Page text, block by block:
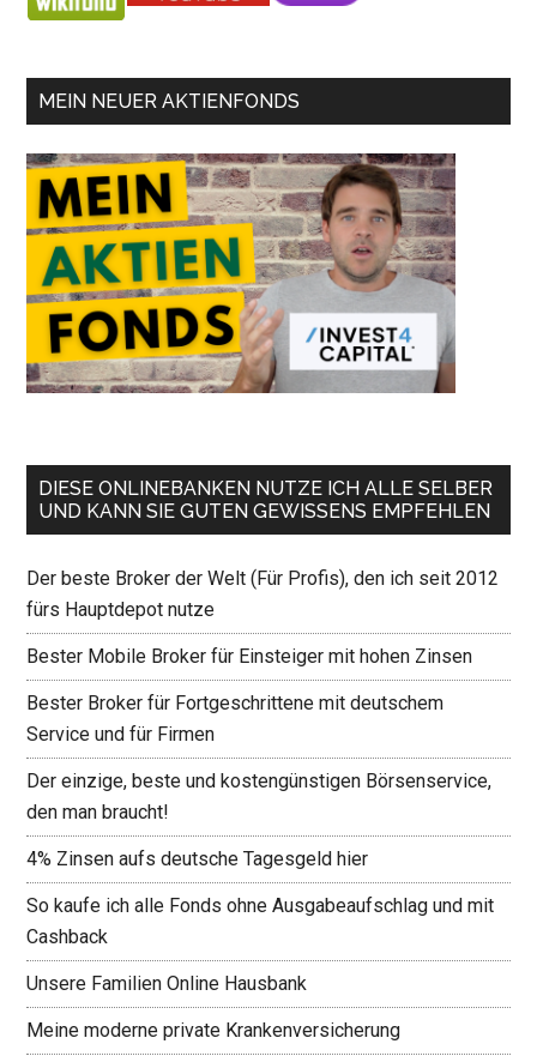
MEIN NEUER AKTIENFONDS
DIESE ONLINEBANKEN NUTZE ICH ALLE SELBER
UND KANN SIE GUTEN GEWISSENS EMPFEHLEN
Der beste Broker der Welt (Für Profis), den ich seit 2012
fürs Hauptdepot nutze
Bester Mobile Broker für Einsteiger mit hohen Zinsen
Bester Broker für Fortgeschrittene mit deutschem
Service und für Firmen
Der einzige, beste und kostengünstigen Börsenservice,
den man braucht!
4% Zinsen aufs deutsche Tagesgeld hier
So kaufe ich alle Fonds ohne Ausgabeaufschlag und mit
Cashback
Unsere Familien Online Hausbank
Meine moderne private Krankenversicherung